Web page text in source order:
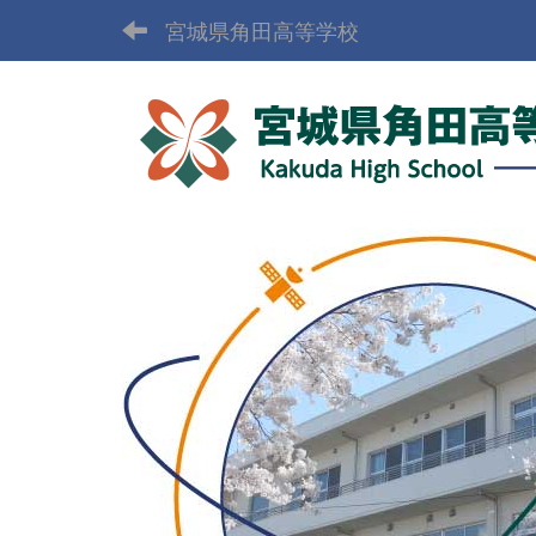
宮城県角田高等学校